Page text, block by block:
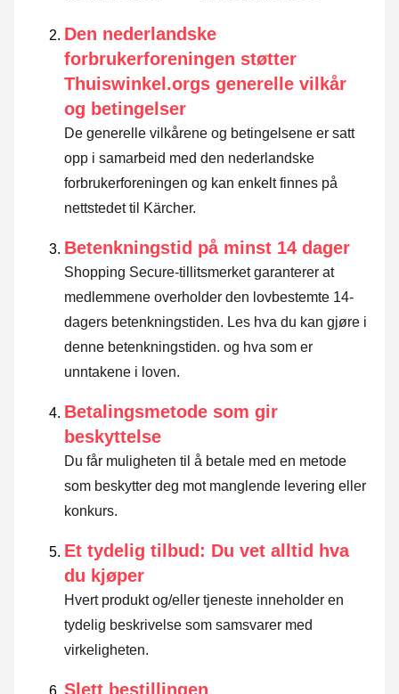
Den nederlandske
forbrukerforeningen støtter
Thuiswinkel.orgs generelle vilkår
og betingelser
De generelle vilkårene og betingelsene er satt
opp i samarbeid med den nederlandske
forbrukerforeningen og kan enkelt finnes på
nettstedet til Kärcher.
Betenkningstid på minst 14 dager
Shopping Secure-tillitsmerket garanterer at
medlemmene overholder den lovbestemte 14-
dagers betenkningstiden. Les hva du kan gjøre i
denne betenkningstiden. og hva som er
unntakene i loven.
Betalingsmetode som gir
beskyttelse
Du får muligheten til å betale med en metode
som beskytter deg mot manglende levering eller
konkurs.
Et tydelig tilbud: Du vet alltid hva
du kjøper
Hvert produkt og/eller tjeneste inneholder en
tydelig beskrivelse som samsvarer med
virkeligheten.
Slett bestillingen